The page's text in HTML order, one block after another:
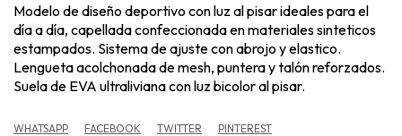
Modelo de diseño deportivo con luz al pisar ideales para el
día a día, capellada confeccionada en materiales sinteticos
estampados. Sistema de ajuste con abrojo y elastico.
Lengueta acolchonada de mesh, puntera y talón reforzados.
Suela de EVA ultraliviana con luz bicolor al pisar.
WHATSAPP FACEBOOK TWITTER PINTEREST